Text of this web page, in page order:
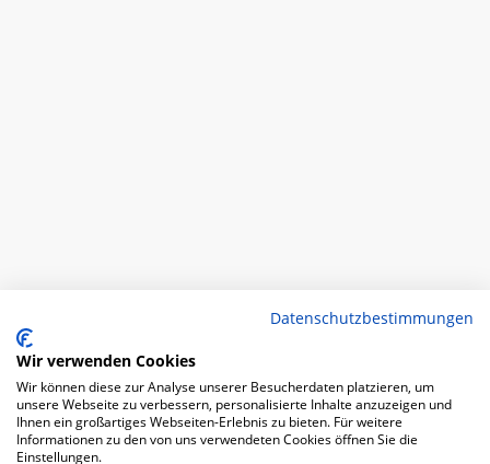
Datenschutzbestimmungen
Wir verwenden Cookies
Wir können diese zur Analyse unserer Besucherdaten platzieren, um
unsere Webseite zu verbessern, personalisierte Inhalte anzuzeigen und
Ihnen ein großartiges Webseiten-Erlebnis zu bieten. Für weitere
Informationen zu den von uns verwendeten Cookies öffnen Sie die
Einstellungen.